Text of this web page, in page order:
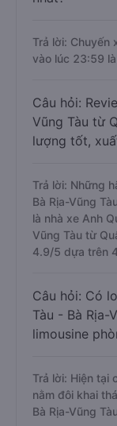
Trả lời: Chuyến
vào lúc 23:59
Câu hỏi:
Vũng Tàu từ
lượng tốt,
Trả lời: Những
Bà Rịa-Vũng
là nhà xe Anh
Vũng Tàu từ
4.9/5 dựa trên
Câu hỏi: Có
Tàu - Bà Rịa-
limousine
Trả lời: Hiện tại
nằm đôi khai
Bà Rịa-Vũng